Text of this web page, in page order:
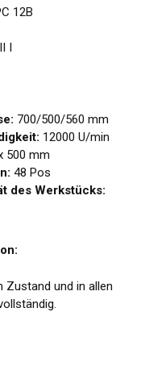
12B
I
700/500/560 mm
12000 U/min
500 mm
48 Pos
des Werkstücks:
Zustand und in allen